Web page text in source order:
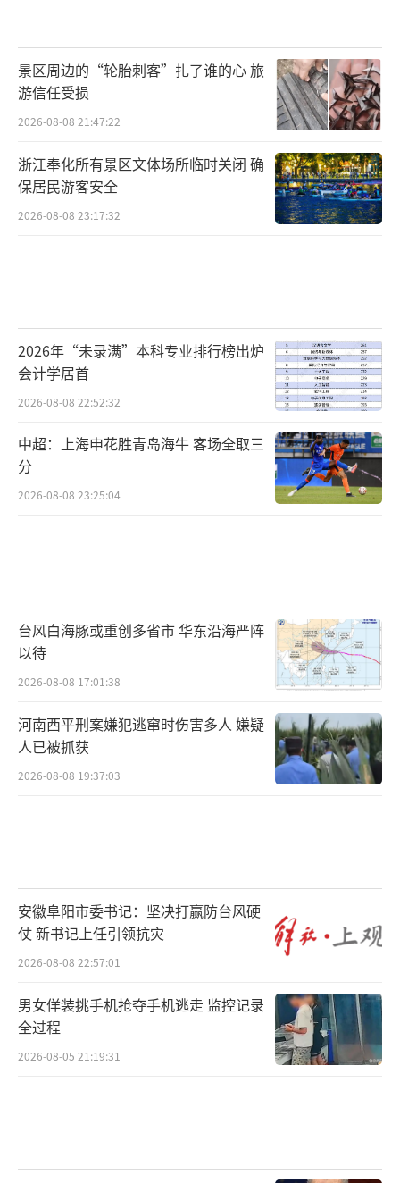
日料门店年收入大幅下降
即便并未受到供应链冲击，日料门店收入
近年来也持续下滑。
“中国已经超过美国成为世界上日本餐饮
店数量最多的国家。”在2019年的一次日本料
理推广活动上，时任日本驻华大使横井裕表
随后几年，虽然受新冠疫情冲击，但由于
行业高景气度，日料门店数量仍保持增长。
理行业市场竞争态势及前景战略分析报告》显
示，2022年中国日料行业门店数量约为7.89万
家。相比疫情前2019年的6.5万家，增加超过1
行业市场规模约为1898亿元，同比增长5.3
0%。其中，单店餐饮市场规模占比最大，为7
4.31%，其次为放题餐厅，市场规模占比为21.
一线城市是日料的主要消费地区。中研产
业研究院分析认为，一方面是外来人口和年轻
模。“特别是上海全市的日料店数量达到3774
家，主要得益于上海本身的国际化和多元化发
展趋势。”
水平整体下探。智研咨询称，不少高端日料店
积极转型，如经营价位更低的中式居酒屋，人
均消费在200元以内的店铺将最受欢迎。来自智
景区周边的“轮胎刺客”扎了谁的心 旅
游信任受损
2026-08-08 21:47:22
浙江奉化所有景区文体场所临时关闭 确
保居民游客安全
2026-08-08 23:17:32
2026年“未录满”本科专业排行榜出炉
会计学居首
2026-08-08 22:52:32
中超：上海申花胜青岛海牛 客场全取三
分
2026-08-08 23:25:04
台风白海豚或重创多省市 华东沿海严阵
以待
2026-08-08 17:01:38
河南西平刑案嫌犯逃窜时伤害多人 嫌疑
人已被抓获
2026-08-08 19:37:03
安徽阜阳市委书记：坚决打赢防台风硬
仗 新书记上任引领抗灾
2026-08-08 22:57:01
男女佯装挑手机抢夺手机逃走 监控记录
全过程
2026-08-05 21:19:31